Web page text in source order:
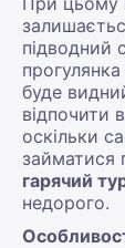
підводний
буде
відпочити
оскільки
займатися
гарячий
недорого.